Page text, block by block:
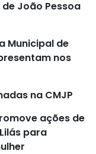
João Pessoa
Municipal de
nos
na CMJP
ações de
para